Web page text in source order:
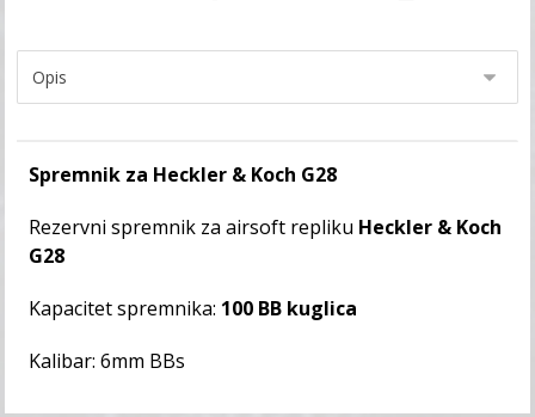
Spremnik za Heckler & Koch G28
Rezervni spremnik za airsoft repliku Heckler & Koch
G28
Kapacitet spremnika: 100 BB kuglica
Kalibar: 6mm BBs